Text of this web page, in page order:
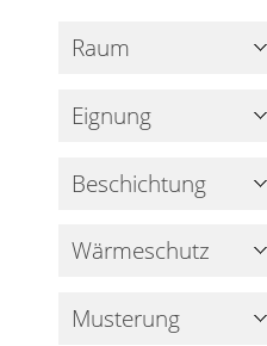
Raum
Eignung
Beschichtung
Wärmeschutz
Musterung